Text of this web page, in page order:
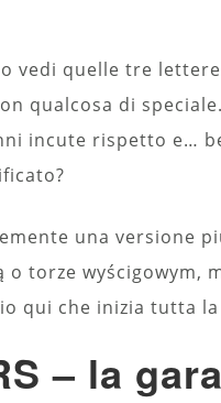
vedi quelle tre
qualcosa di
incute rispetto e…
una versione
o torze wyścigowym,
qui che inizia tutta
– la